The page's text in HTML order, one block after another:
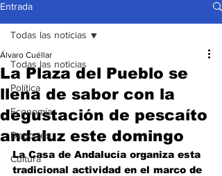
Entrada
Todas las noticias
Política
Economía
Deportes
Cultura
Todas las noticias
La Plaza del Pueblo se
llena de sabor con la
degustación de pescaíto
andaluz este domingo
Álvaro Cuéllar
La Casa de Andalucía organiza esta
tradicional actividad en el marco de